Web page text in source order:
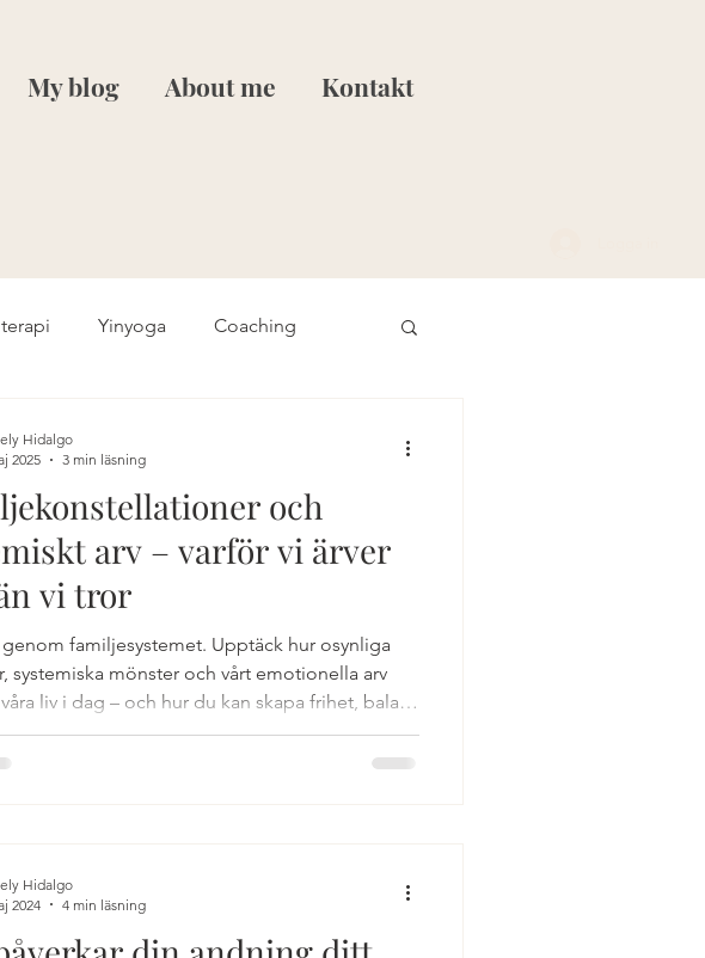
My blog About me Kontakt
Yinyoga Coaching
Holistisk hälsa Realtioner och familj
Spiritualitet
Vila nervsystemet
och
arv – varför vi ärver
vi tror
familjesystemet. Upptäck hur osynliga
systemiska mönster och vårt emotionella arv
liv i dag – och hur du kan skapa frihet, balans
genom familjekonstellationer.
Hidalgo
2025
3 min läsning
Hidalgo
2024
4 min läsning